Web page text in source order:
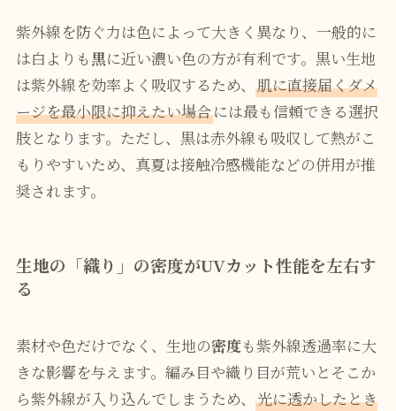
紫外線を防ぐ力は色によって大きく異なり、一般的に
は白よりも 黒に近い濃い色の方が有利です。黒い生地
は紫外線を効率よく吸収するため、 肌に直接届くダメ
ージを最小限に抑えたい場合には最も信頼できる選択
肢となります。ただし、黒は赤外線も吸収して熱がこ
もりやすいため、真夏は接触冷感機能などの併用が推
奨されます。
生地の「織り」の密度がUVカット性能を左右す
る
素材や色だけでなく、生地の密度も紫外線透過率に大
きな影響を与えます。編み目や織り目が荒いとそこか
ら紫外線が入り込んでしまうため、 光に透かしたとき